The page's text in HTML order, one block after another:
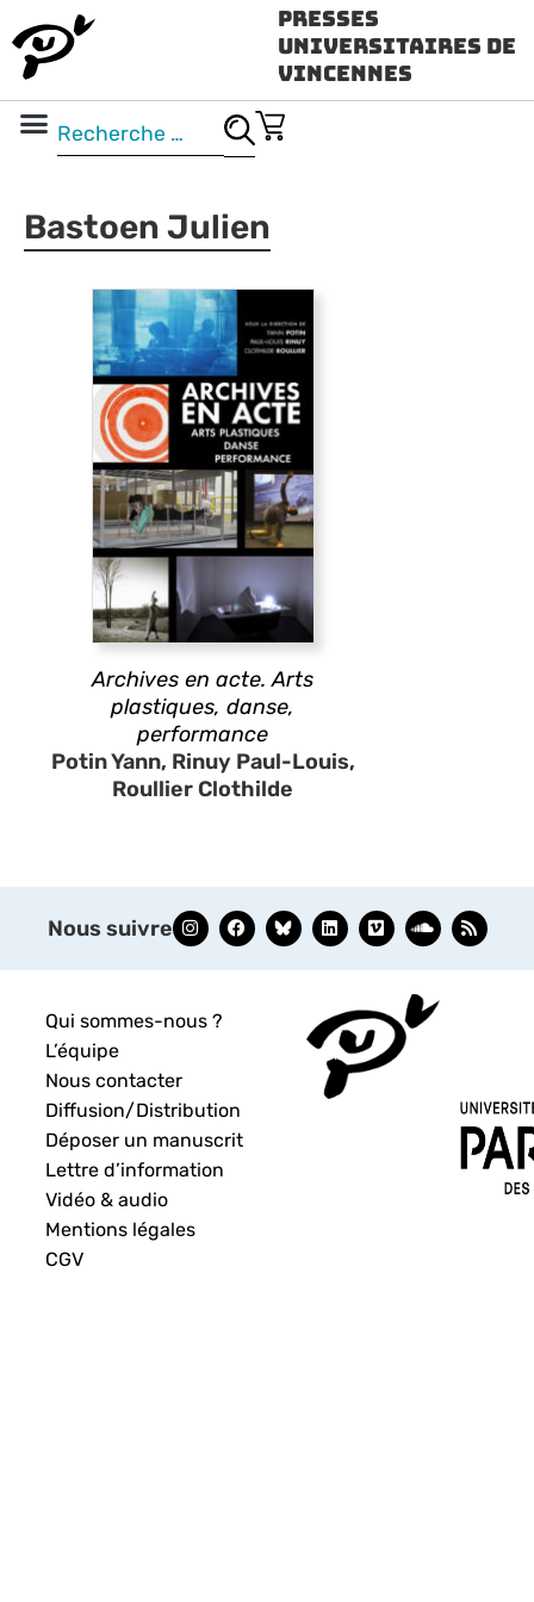
Presses
Universitaires de
Vincennes
Bastoen Julien
Archives en acte. Arts
plastiques, danse,
performance
Potin Yann, Rinuy Paul-Louis,
Roullier Clothilde
Nous suivre
Qui sommes-nous ?
L’équipe
Nous contacter
Diffusion/Distribution
Déposer un manuscrit
Lettre d’information
Vidéo & audio
Mentions légales
CGV